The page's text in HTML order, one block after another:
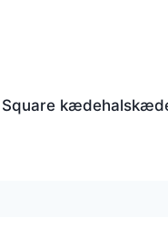
Square